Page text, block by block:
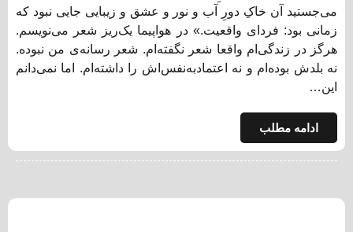
می‌جستید آن خاکِ دورِ آب و نور و عشق و زیبایی جایی نبود که
زمانی بود: فردای واقعیت.» در هواپیما یک‌ریز شعر می‌نویسم.
هرگز در زندگی‌ام واقعا شعر نگفته‌ام. شعر رسانه‌ی من نبوده.
نه بلدش بوده‌ام و نه اعتماد‌به‌نفس‌اش را داشته‌ام. اما نمی‌دانم
این…
ادامه مطلب